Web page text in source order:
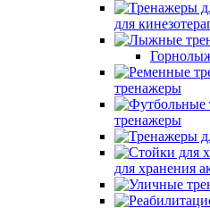
для
тренажеры
тренажеры
для хранения